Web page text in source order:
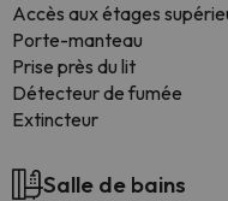
Accès aux étages
Porte-manteau
Prise près du lit
Détecteur de fumée
Extincteur
Salle de bains